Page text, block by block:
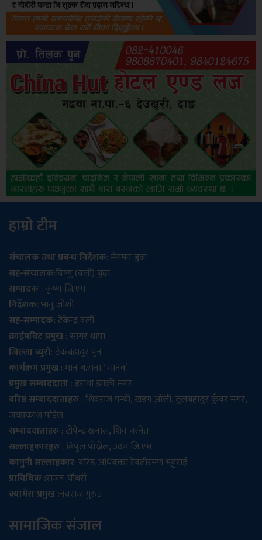
हाम्रो टीम
संचालक तथा प्रबन्ध निर्देशक: मेगमन बुढा
सह-संचालक:विष्णु (वली) बुढा
सम्पादक: कृष्ण जि.एम
निर्देशक:भानु जोशी
सह-सम्पादक:टेकेन्द्र वली
क्राईमबिट प्रमुख: सागर थापा
जिल्ला ब्युरो: टेकबहादुर पुन
कार्यक्रम प्रमुख: मान ब.राना ‘ मानव’
प्रमुख सम्बाददाता: इराधा झाक्री मगर
वरिष्ठ सम्बाददाताहरु: शिवराज पन्थी, खडग ओली, तुलबहादुर कुँवर मगर,
जयप्रकाश पौडेल
सम्बाददाताहरु: टोपेन्द्र खनाल, शिव बस्नेत
सल्लाहकारहरु: बिपुल पोख्रेल, उदय जि.एम
कानुनी सल्लाहकार: वरिष्ठ अधिवक्ता रेवतीरमण भट्टराई
प्राविधिक :राजन चौधरी
क्यामेरा प्रमुख :नवराज गुरुङ
सामाजिक संजाल